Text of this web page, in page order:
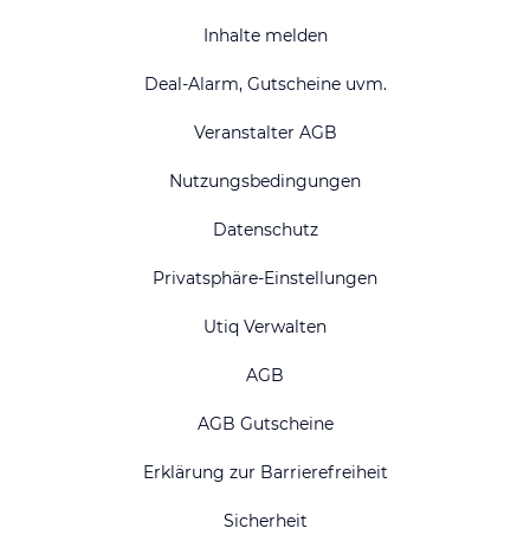
Inhalte melden
Deal-Alarm, Gutscheine uvm.
Veranstalter AGB
Nutzungsbedingungen
Datenschutz
Privatsphäre-Einstellungen
Utiq Verwalten
AGB
AGB Gutscheine
Erklärung zur Barrierefreiheit
Sicherheit